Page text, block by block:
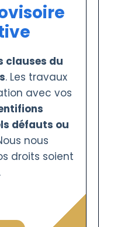
clauses du
. Les travaux
avec vos
défauts ou
nous
droits soient